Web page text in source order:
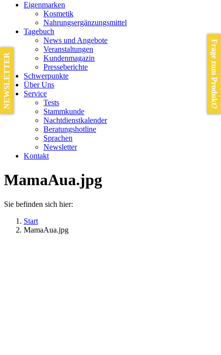
Eigenmarken
Kosmetik
Nahrungsergänzungsmittel
Tagebuch
News und Angebote
Veranstaltungen
Kundenmagazin
Presseberichte
Schwerpunkte
Über Uns
Service
Tests
Stammkunde
Nachtdienstkalender
Beratungshotline
Sprachen
Newsletter
Kontakt
MamaAua.jpg
Sie befinden sich hier:
Start
MamaAua.jpg
Frage zum Produkt?
NEWSLETTER